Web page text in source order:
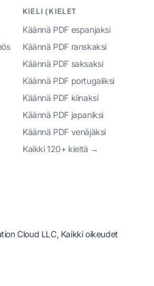
KIELI (KIELET
Käännä PDF espanjaksi
Käännä PDF ranskaksi
Käännä PDF saksaksi
Käännä PDF portugaliksi
Käännä PDF kiinaksi
Käännä PDF japaniksi
Käännä PDF venäjäksi
Kaikki 120+ kieltä →
Cloud LLC, Kaikki oikeudet